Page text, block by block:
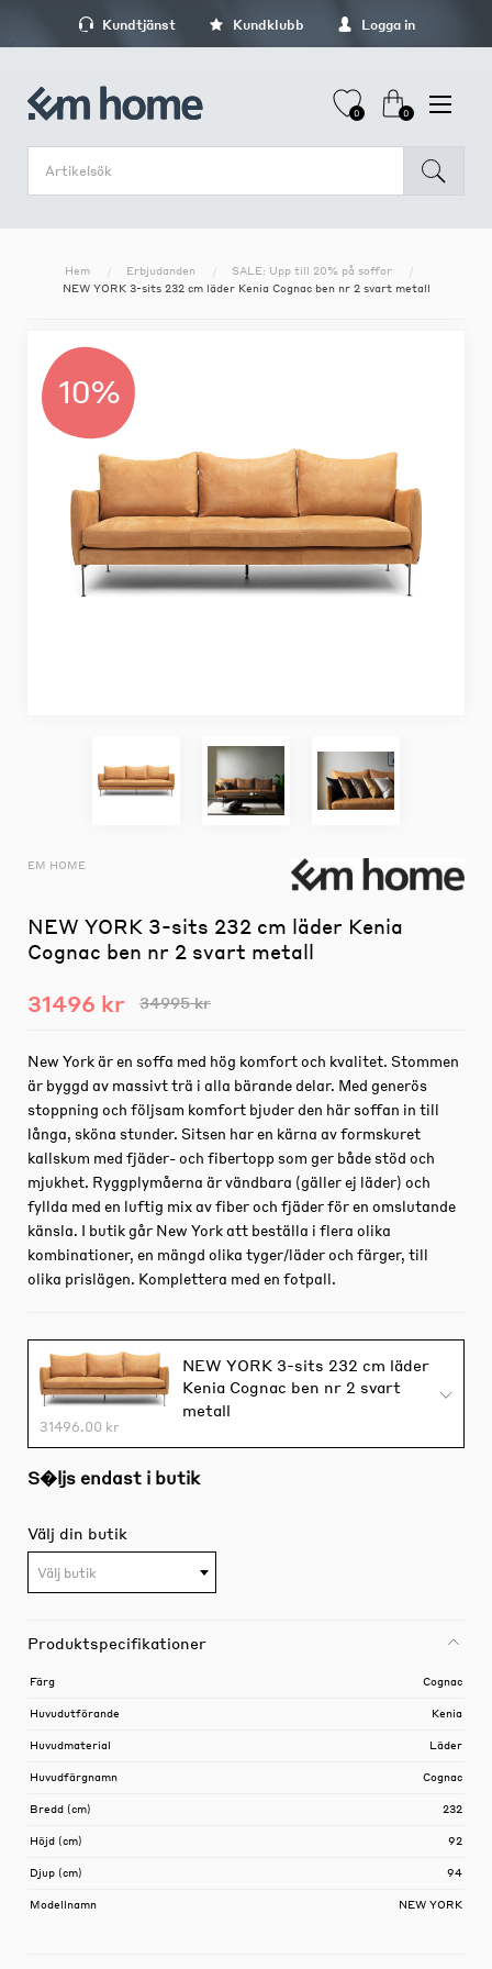
Kundtjänst Kundklubb Logga in
0 0
Hem Erbjudanden
SALE: Upp till 20% på soffor
NEW YORK 3-sits 232 cm läder Kenia Cognac ben nr 2 svart metall
10%
EM HOME
NEW YORK 3-sits 232 cm läder Kenia
Cognac ben nr 2 svart metall
31496 kr 34995 kr
New York är en soffa med hög komfort och kvalitet. Stommen
är byggd av massivt trä i alla bärande delar. Med generös
stoppning och följsam komfort bjuder den här soffan in till
långa, sköna stunder. Sitsen har en kärna av formskuret
kallskum med fjäder- och fibertopp som ger både stöd och
mjukhet. Ryggplymåerna är vändbara (gäller ej läder) och
fyllda med en luftig mix av fiber och fjäder för en omslutande
känsla. I butik går New York att beställa i flera olika
kombinationer, en mängd olika tyger/läder och färger, till
olika prislägen. Komplettera med en fotpall.
NEW YORK 3-sits 232 cm läder
Kenia Cognac ben nr 2 svart
metall
31496.00 kr
S�ljs endast i butik
Välj din butik
Välj butik
Produktspecifikationer
Färg Cognac
Huvudutförande Kenia
Huvudmaterial Läder
Huvudfärgnamn Cognac
Bredd (cm) 232
Höjd (cm) 92
Djup (cm) 94
Modellnamn NEW YORK